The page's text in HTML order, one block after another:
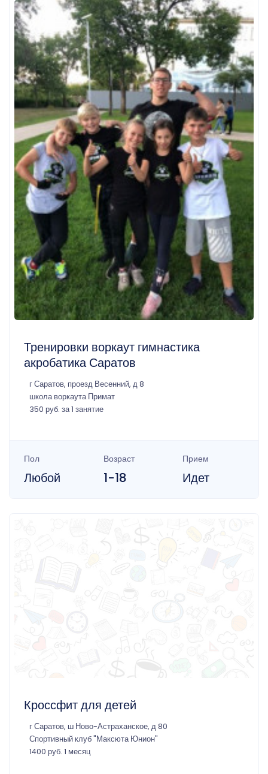
Тренировки воркаут гимнастика
акробатика Саратов
г Саратов, проезд Весенний, д 8
школа воркаута Примат
350 руб. за 1 занятие
Пол
Любой
Возраст
1-18
Прием
Идет
Кроссфит для детей
г Саратов, ш Ново-Астраханское, д 80
Спортивный клуб "Максюта Юнион"
1400 руб. 1 месяц